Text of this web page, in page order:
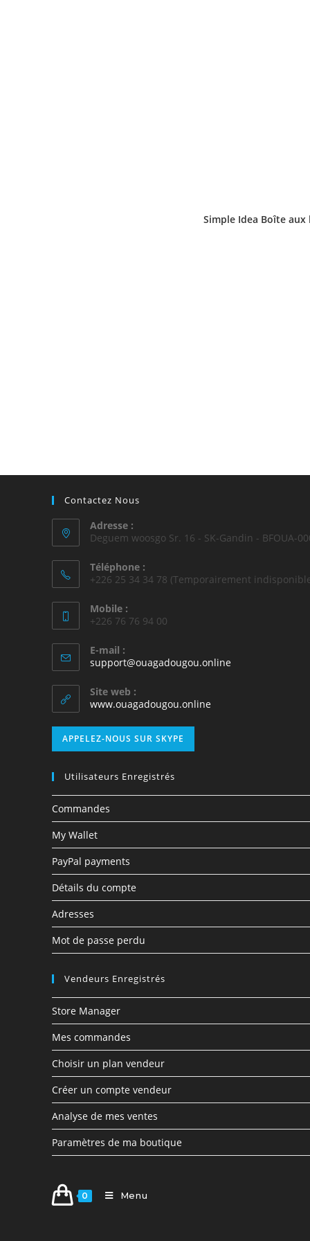
Simple Idea Boîte
Contactez Nous
Adresse :
Deguem woosgo Sr. 16 - SK-Gandin - BFOUA-
Téléphone :
+226 25 34 34 78 (Temporairement
Mobile :
+226 76 76 94 00
E-mail :
support@ouagadougou.online
Site web :
www.ouagadougou.online
APPELEZ-NOUS SUR SKYPE
Utilisateurs Enregistrés
Commandes
My Wallet
PayPal payments
Détails du compte
Adresses
Mot de passe perdu
Vendeurs Enregistrés
Store Manager
Mes commandes
Choisir un plan vendeur
Créer un compte vendeur
Analyse de mes ventes
Paramètres de ma boutique
0 Menu